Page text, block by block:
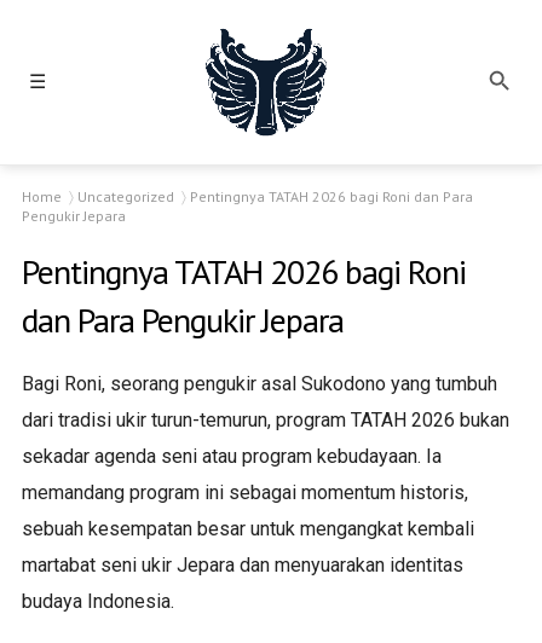
☰
Home Uncategorized
Pentingnya TATAH 2026 bagi Roni dan Para
Pengukir Jepara
Pentingnya TATAH 2026 bagi Roni
dan Para Pengukir Jepara
Bagi Roni, seorang pengukir asal Sukodono yang tumbuh
dari tradisi ukir turun-temurun, program TATAH 2026 bukan
sekadar agenda seni atau program kebudayaan. Ia
memandang program ini sebagai momentum historis,
sebuah kesempatan besar untuk mengangkat kembali
martabat seni ukir Jepara dan menyuarakan identitas
budaya Indonesia.